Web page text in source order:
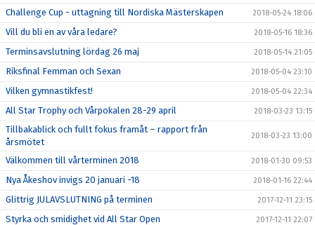
Challenge Cup - uttagning till Nordiska Mästerskapen 2018-05-24 18:06
Vill du bli en av våra ledare? 2018-05-16 18:36
Terminsavslutning lördag 26 maj 2018-05-14 21:05
Riksfinal Femman och Sexan 2018-05-04 23:10
Vilken gymnastikfest! 2018-05-04 22:34
All Star Trophy och Vårpokalen 28-29 april 2018-03-23 13:15
Tillbakablick och fullt fokus framåt – rapport från
årsmötet
2018-03-23 13:00
Välkommen till vårterminen 2018 2018-01-30 09:53
Nya Åkeshov invigs 20 januari -18 2018-01-16 22:44
Glittrig JULAVSLUTNING på terminen 2017-12-11 23:15
Styrka och smidighet vid All Star Open 2017-12-11 22:07